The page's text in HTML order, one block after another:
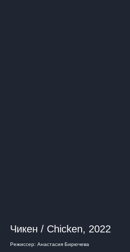
Чикен / Chicken, 2022
Режиссер: Анастасия Бирючева